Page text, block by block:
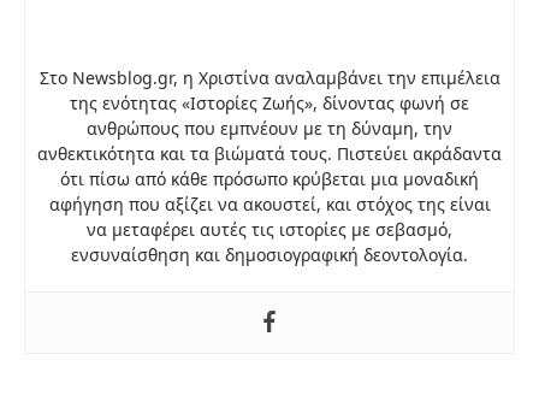
Στο Newsblog.gr, η Χριστίνα αναλαμβάνει την επιμέλεια
της ενότητας «Ιστορίες Ζωής», δίνοντας φωνή σε
ανθρώπους που εμπνέουν με τη δύναμη, την
ανθεκτικότητα και τα βιώματά τους. Πιστεύει ακράδαντα
ότι πίσω από κάθε πρόσωπο κρύβεται μια μοναδική
αφήγηση που αξίζει να ακουστεί, και στόχος της είναι
να μεταφέρει αυτές τις ιστορίες με σεβασμό,
ενσυναίσθηση και δημοσιογραφική δεοντολογία.